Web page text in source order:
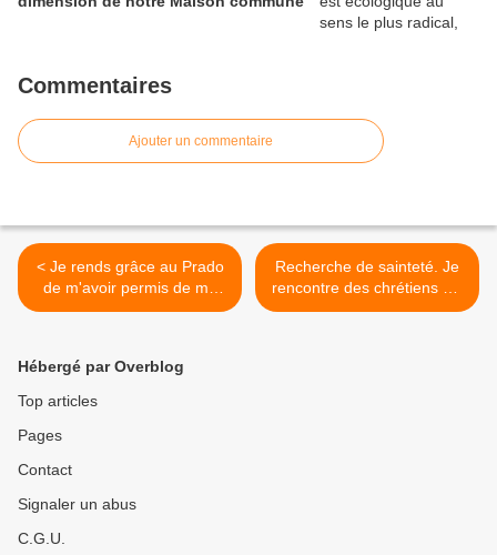
Commentaires
Ajouter un commentaire
< Je rends grâce au Prado
de m'avoir permis de me
mettre sur un « chemin qui
son Évangile
Recherche de sainteté. Je
rencontre des chrétiens qui
semblent dire que cela n’est
Hébergé par Overblog
Top articles
Pages
Contact
Signaler un abus
C.G.U.